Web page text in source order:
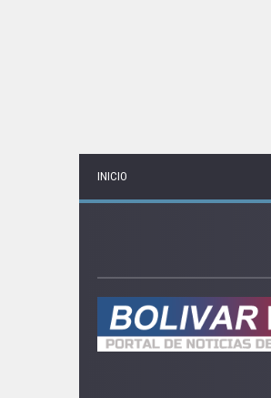
INICIO